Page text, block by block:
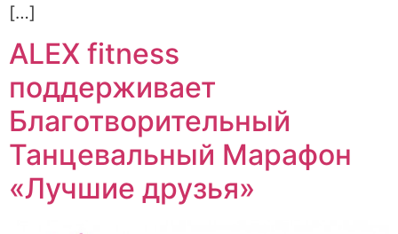
[…]
ALEX fitness
поддерживает
Благотворительный
Танцевальный Марафон
«Лучшие друзья»